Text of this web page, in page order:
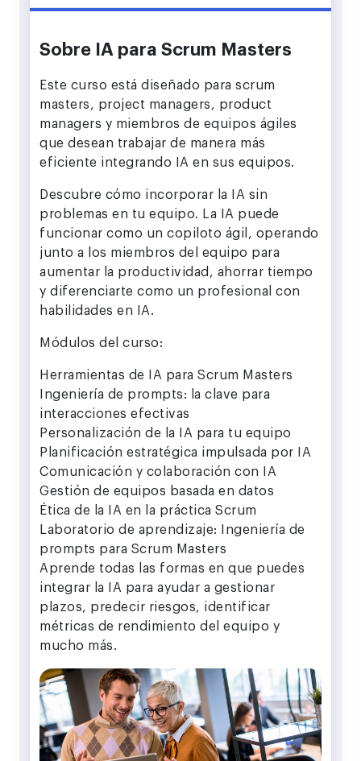
Sobre IA para Scrum Masters
Este curso está diseñado para scrum
masters, project managers, product
managers y miembros de equipos ágiles
que desean trabajar de manera más
eficiente integrando IA en sus equipos.
Descubre cómo incorporar la IA sin
problemas en tu equipo. La IA puede
funcionar como un copiloto ágil, operando
junto a los miembros del equipo para
aumentar la productividad, ahorrar tiempo
y diferenciarte como un profesional con
habilidades en IA.
Módulos del curso:
Herramientas de IA para Scrum Masters
Ingeniería de prompts: la clave para
interacciones efectivas
Personalización de la IA para tu equipo
Planificación estratégica impulsada por IA
Comunicación y colaboración con IA
Gestión de equipos basada en datos
Ética de la IA en la práctica Scrum
Laboratorio de aprendizaje: Ingeniería de
prompts para Scrum Masters
Aprende todas las formas en que puedes
integrar la IA para ayudar a gestionar
plazos, predecir riesgos, identificar
métricas de rendimiento del equipo y
mucho más.